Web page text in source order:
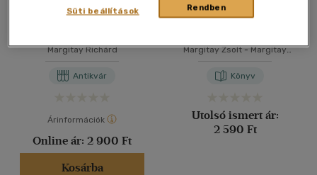
Margitay Richárd
Antikvár
Árinformációk
Online ár: 2 900 Ft
Kosárba
A futballvilág hihetetlen
Margitay Zsolt-Margitay
Könyv
Utolsó ismert ár:
2 590 Ft
Rendben
Süti beállítások